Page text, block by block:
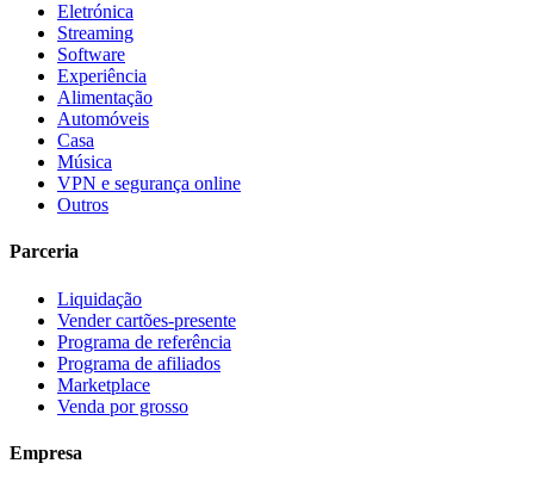
Eletrónica
Streaming
Software
Experiência
Alimentação
Automóveis
Casa
Música
VPN e segurança online
Outros
Parceria
Liquidação
Vender cartões-presente
Programa de referência
Programa de afiliados
Marketplace
Venda por grosso
Empresa